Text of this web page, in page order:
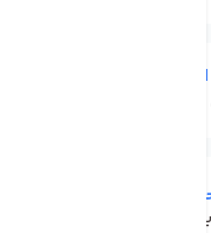
از روش‌های پرداخت امن
سریع
سریع به تماس‌ها و پیام‌ها